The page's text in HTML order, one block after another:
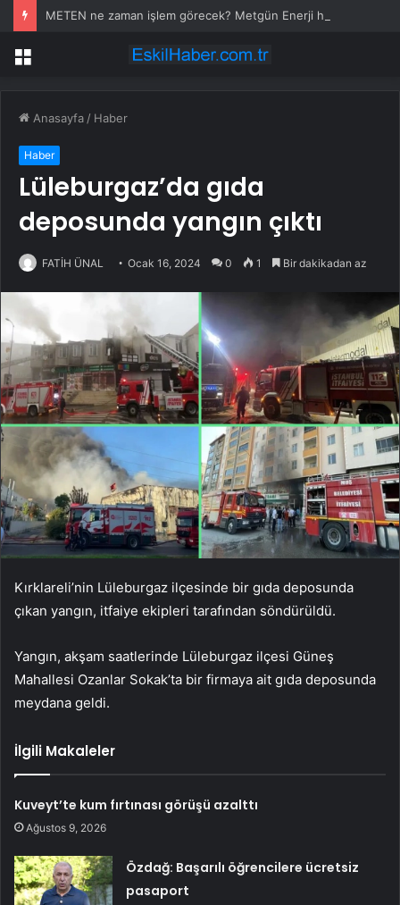
Menü
Anasayfa / Haber
Haber
Lüleburgaz’da gıda
deposunda yangın çıktı
FATİH ÜNAL Ocak 16, 2024 0 1 Bir dakikadan az
Kırklareli’nin Lüleburgaz ilçesinde bir gıda deposunda
çıkan yangın, itfaiye ekipleri tarafından söndürüldü.
Yangın, akşam saatlerinde Lüleburgaz ilçesi Güneş
Mahallesi Ozanlar Sokak’ta bir firmaya ait gıda deposunda
meydana geldi.
İlgili Makaleler
Kuveyt’te kum fırtınası görüşü azalttı
Ağustos 9, 2026
Özdağ: Başarılı öğrencilere ücretsiz
pasaport